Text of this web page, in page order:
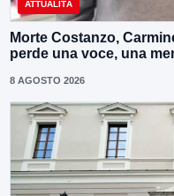
ATTUALITÀ
Morte Costanzo,
perde una voce, una
8 AGOSTO 2026